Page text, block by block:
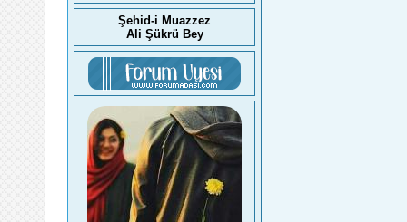
Şehid-i Muazzez
Ali Şükrü Bey